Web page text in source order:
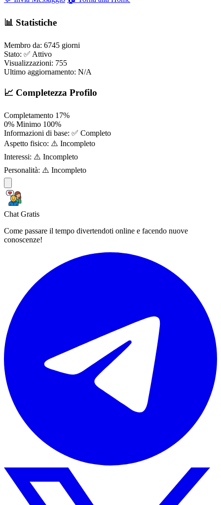
📊 Statistiche
Membro da: 6745 giorni
Stato: ✅ Attivo
Visualizzazioni: 755
Ultimo aggiornamento: N/A
📈 Completezza Profilo
Completamento 17%
0% Minimo 100%
Informazioni di base: ✅ Completo
Aspetto fisico: ⚠️ Incompleto
Interessi: ⚠️ Incompleto
Personalità: ⚠️ Incompleto
Chat Gratis
Come passare il tempo divertendoti online e facendo nuove
conoscenze!